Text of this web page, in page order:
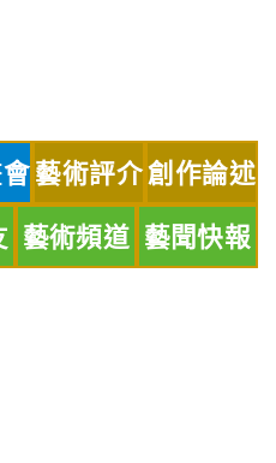
藝術評介創作論述
藝術頻道 藝聞快報